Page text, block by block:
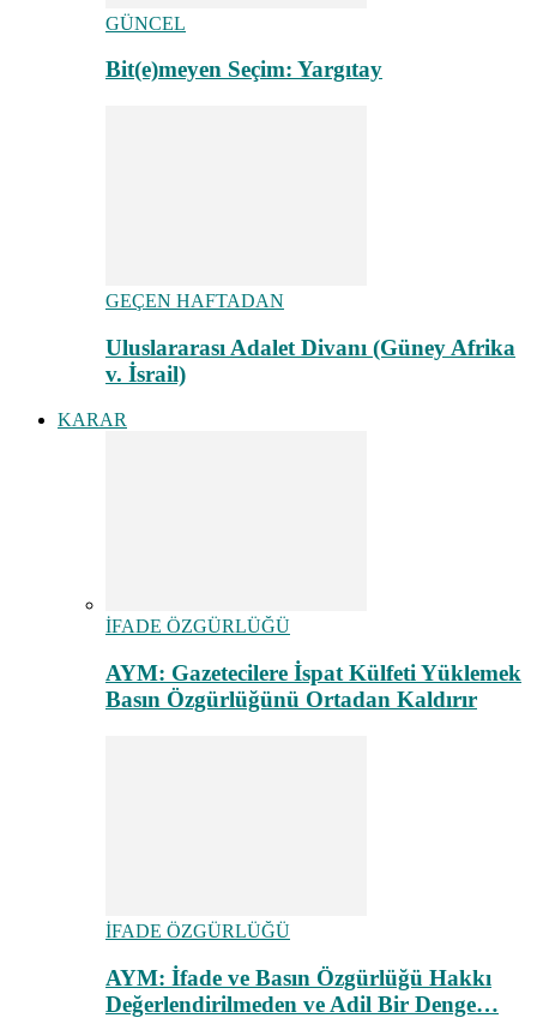
GÜNCEL
Bit(e)meyen Seçim: Yargıtay
GEÇEN HAFTADAN
Uluslararası Adalet Divanı (Güney Afrika
v. İsrail)
KARAR
İFADE ÖZGÜRLÜĞÜ
AYM: Gazetecilere İspat Külfeti Yüklemek
Basın Özgürlüğünü Ortadan Kaldırır
İFADE ÖZGÜRLÜĞÜ
AYM: İfade ve Basın Özgürlüğü Hakkı
Değerlendirilmeden ve Adil Bir Denge…